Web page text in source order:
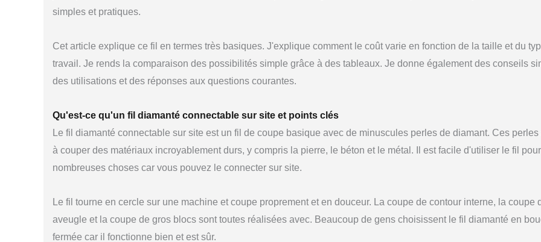
simples et pratiques.
Cet article explique ce fil en termes très basiques. J'explique comment le coût varie en fonction de la taille et du
travail. Je rends la comparaison des possibilités simple grâce à des tableaux. Je donne également des conseils
des utilisations et des réponses aux questions courantes.
Qu'est-ce qu'un fil diamanté connectable sur site et points clés
Le fil diamanté connectable sur site est un fil de coupe basique avec de minuscules perles de diamant. Ces perles
à couper des matériaux incroyablement durs, y compris la pierre, le béton et le métal. Il est facile d'utiliser le fil
nombreuses choses car vous pouvez le connecter sur site.
Le fil tourne en cercle sur une machine et coupe proprement et en douceur. La coupe de contour interne, la coupe
aveugle et la coupe de gros blocs sont toutes réalisées avec. Beaucoup de gens choisissent le fil diamanté en
fermée car il fonctionne bien et est sûr.